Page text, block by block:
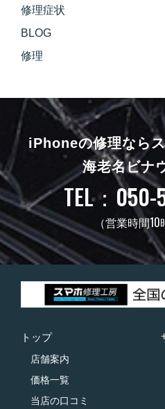
修理症状
BLOG
修理
iPhoneの修理なら
海老名ビナ
TEL：050-
（営業時間
トップ
店舗案内
価格一覧
当店の口コミ